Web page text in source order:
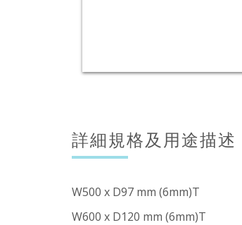
詳細規格及用途描述
W500 x D97 mm (6mm)T
W600 x D120 mm (6mm)T